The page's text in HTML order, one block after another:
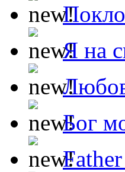
Я на
Бог